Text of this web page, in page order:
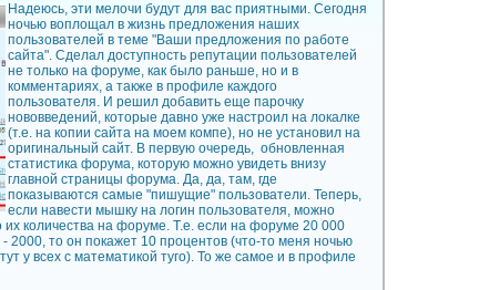
Надеюсь, эти мелочи будут для вас приятными. Сегодня
ночью воплощал в жизнь предложения наших
пользователей в теме "Ваши предложения по работе
сайта". Сделал доступность репутации пользователей
не только на форуме, как было раньше, но и в
комментариях, а также в профиле каждого
пользователя. И решил добавить еще парочку
нововведений, которые давно уже настроил на локалке
(т.е. на копии сайта на моем компе), но не установил на
оригинальный сайт. В первую очередь, обновленная
статистика форума, которую можно увидеть внизу
главной страницы форума. Да, да, там, где
показываются самые "пишущие" пользователи. Теперь,
если навести мышку на логин пользователя, можно
количества на форуме. Т.е. если на форуме 20 000
2000, то он покажет 10 процентов (что-то меня ночью
у всех с математикой туго). То же самое и в профиле